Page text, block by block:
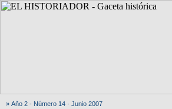
» Año 2 - Número 14 · Junio 2007